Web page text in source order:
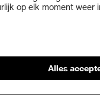
comfort door een
afdichtingsvorm
iedere neusvorm